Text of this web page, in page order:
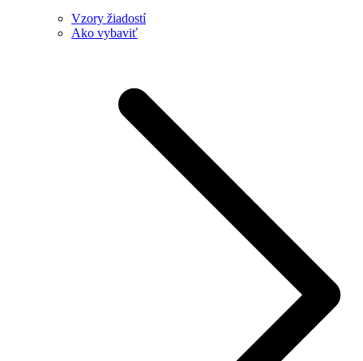
Vzory žiadostí
Ako vybaviť